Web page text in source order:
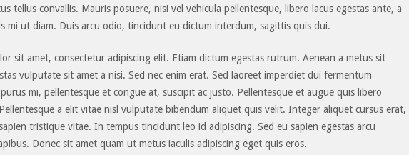
tellus convallis. Mauris posuere, nisi vel vehicula pellentesque, libero lacus egestas ante, a
mi ut diam. Duis arcu odio, tincidunt eu dictum interdum, sagittis quis dui.
sit amet, consectetur adipiscing elit. Etiam dictum egestas rutrum. Aenean a metus sit
vulputate sit amet a nisi. Sed nec enim erat. Sed laoreet imperdiet dui fermentum
mi, pellentesque et congue at, suscipit ac justo. Pellentesque et augue quis libero
a elit vitae nisl vulputate bibendum aliquet quis velit. Integer aliquet cursus erat,
tristique vitae. In tempus tincidunt leo id adipiscing. Sed eu sapien egestas arcu
Donec sit amet quam ut metus iaculis adipiscing eget quis eros.